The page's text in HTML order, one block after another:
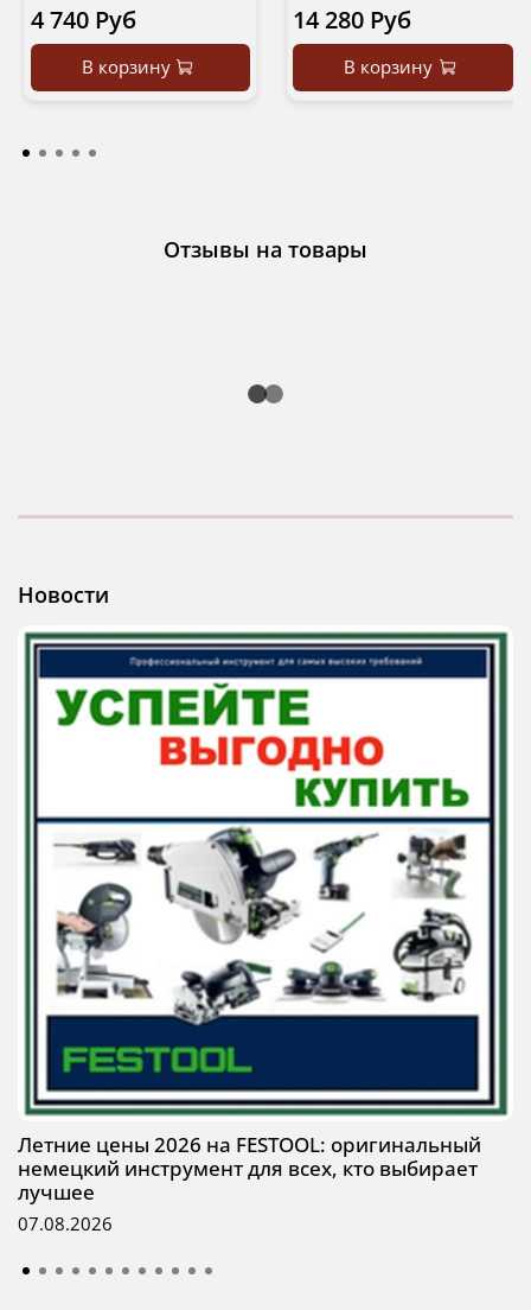
4 740 Руб
В корзину
14 280 Руб
В корзину
Отзывы на товары
Новости
Летние цены 2026 на FESTOOL: оригинальный
немецкий инструмент для всех, кто выбирает
лучшее
07.08.2026